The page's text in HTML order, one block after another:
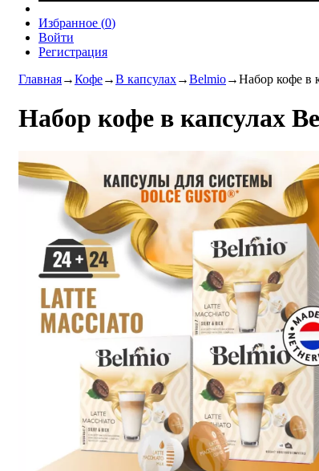
Избранное (0)
Войти
Регистрация
Главная→Кофе→В капсулах→Belmio→Набор кофе в
Набор кофе в капсулах